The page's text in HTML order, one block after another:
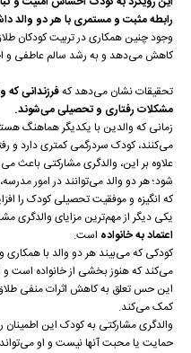
رابطه مثبت و مستمری با هر دو والد
وجود چنین همکاری در تربیت کودکان
کاهش می‌دهد و به رشد سالم عاطفی و
تحقیقات نشان می‌دهد کهفرزندانی که
مشکلات رفتاری و تحصیلی می‌شوند.
زمانی که والدین با یکدیگر هماهنگ
می‌کنند، کودک سردرگمی کمتری دارد و
علاوه بر این، والدگری مشارکتی باعث
شود؛ هر دو والد می‌توانند در امور
که انگیزه و موفقیت تحصیلی کودک را
یکی دیگر از مهم‌ترین مزایای والدگری
اعتماد به خانواده است.
کودکی که می‌بیند هر دو والد با
می‌کند که هنوز بخشی از خانواده است
این حس تعلق به کاهش اثرات منفی
کمک می‌کند.
والدگری مشارکتی به کودک این
حمایت یا محبت آنها نیست و او می‌تواند